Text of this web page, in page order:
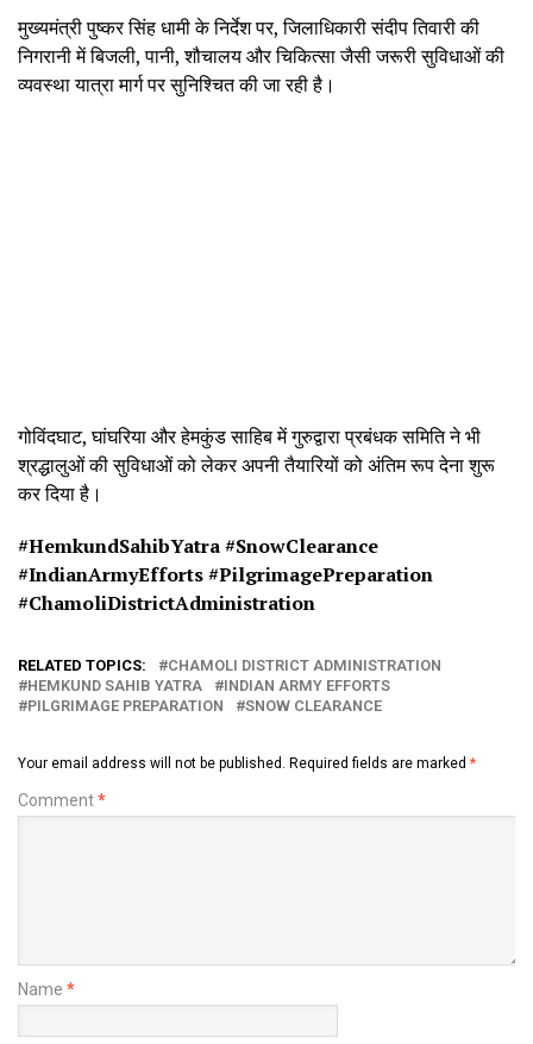
मुख्यमंत्री पुष्कर सिंह धामी के निर्देश पर, जिलाधिकारी संदीप तिवारी की
निगरानी में बिजली, पानी, शौचालय और चिकित्सा जैसी जरूरी सुविधाओं की
व्यवस्था यात्रा मार्ग पर सुनिश्चित की जा रही है।
गोविंदघाट, घांघरिया और हेमकुंड साहिब में गुरुद्वारा प्रबंधक समिति ने भी
श्रद्धालुओं की सुविधाओं को लेकर अपनी तैयारियों को अंतिम रूप देना शुरू
कर दिया है।
#HemkundSahibYatra #SnowClearance
#IndianArmyEfforts #PilgrimagePreparation
#ChamoliDistrictAdministration
RELATED TOPICS:
CHAMOLI DISTRICT ADMINISTRATION
HEMKUND SAHIB YATRA
INDIAN ARMY EFFORTS
PILGRIMAGE PREPARATION
SNOW CLEARANCE
Your email address will not be published. Required fields are marked *
Comment*
Name *